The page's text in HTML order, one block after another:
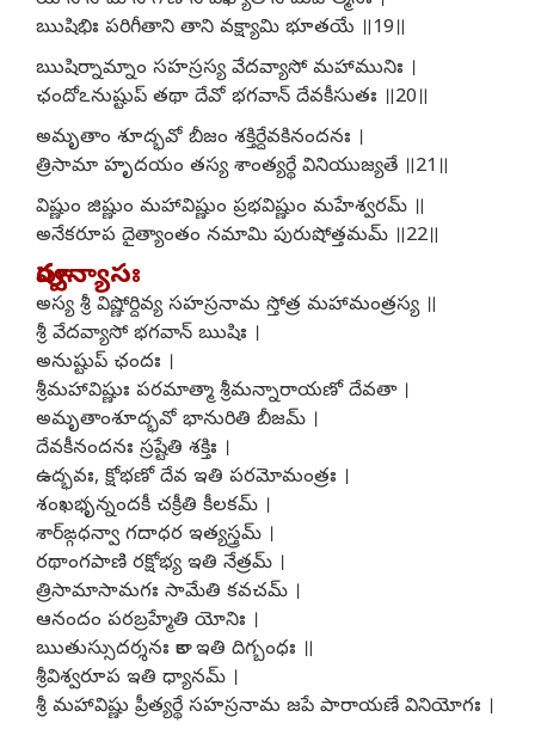
ఋషిభిః పరిగీతాని తాని వక్ష్యామి భూతయే ॥19॥
ఋషిర్నామ్నాం సహస్రస్య వేదవ్యాసో మహామునిః ।
ఛందోఽనుష్టుప్ తథా దేవో భగవాన్ దేవకీసుతః ॥20॥
అమృతాం శూద్భవో బీజం శక్తిర్దేవకినందనః ।
త్రిసామా హృదయం తస్య శాంత్యర్థే వినియుజ్యతే ॥21॥
విష్ణుం జిష్ణుం మహావిష్ణుం ప్రభవిష్ణుం మహేశ్వరమ్ ॥
అనేకరూప దైత్యాంతం నమామి పురుషోత్తమమ్ ॥22॥
పూర్వన్యాసః
అస్య శ్రీ విష్ణోర్దివ్య సహస్రనామ స్తోత్ర మహామంత్రస్య ॥
శ్రీ వేదవ్యాసో భగవాన్ ఋషిః ।
అనుష్టుప్ ఛందః ।
శ్రీమహావిష్ణుః పరమాత్మా శ్రీమన్నారాయణో దేవతా ।
అమృతాంశూద్భవో భానురితి బీజమ్ ।
దేవకీనందనః స్రష్టేతి శక్తిః ।
ఉద్భవః, క్షోభణో దేవ ఇతి పరమోమంత్రః ।
శంఖభృన్నందకీ చక్రీతి కీలకమ్ ।
శార్​ఙ్గధన్వా గదాధర ఇత్యస్త్రమ్ ।
రథాంగపాణి రక్షోభ్య ఇతి నేత్రమ్ ।
త్రిసామాసామగః సామేతి కవచమ్ ।
ఆనందం పరబ్రహ్మేతి యోనిః ।
ఋతుస్సుదర్శనః కాల ఇతి దిగ్బంధః ॥
శ్రీవిశ్వరూప ఇతి ధ్యానమ్ ।
శ్రీ మహావిష్ణు ప్రీత్యర్థే సహస్రనామ జపే పారాయణే వినియోగః ।